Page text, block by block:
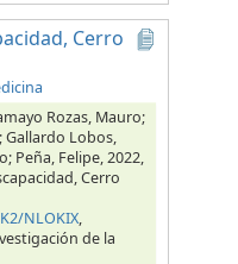
Cerro
Rozas, Mauro;
Gallardo Lobos,
Peña, Felipe, 2022,
Cerro
NLOKIX,
de la